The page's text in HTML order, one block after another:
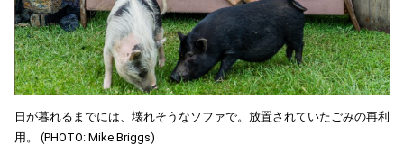
日が暮れるまでには、壊れそうなソファで。放置されていたごみの再利
用。 (PHOTO: Mike Briggs)